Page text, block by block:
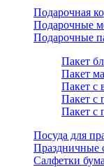
Подарочная
Подарочные
Подарочные
Пакет
Пакет
Пакет с
Пакет с
Пакет с
Посуда для
Праздничные
Салфетки